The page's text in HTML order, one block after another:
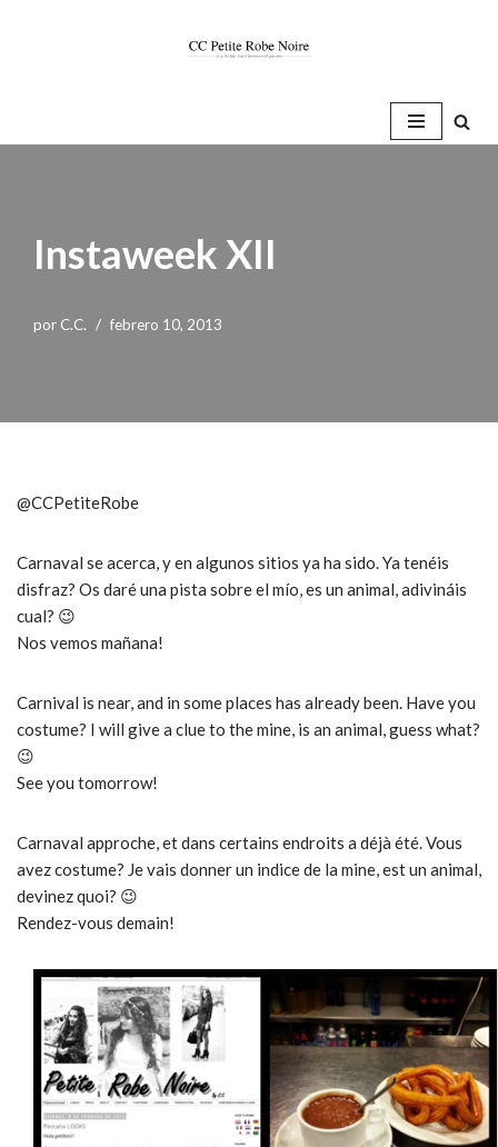
Instaweek XII
por C.C. febrero 10, 2013
@CCPetiteRobe
Carnaval se acerca, y en algunos sitios ya ha sido. Ya tenéis
disfraz? Os daré una pista sobre el mío, es un animal, adivináis
cual? 😉
Nos vemos mañana!
Carnival is near, and in some places has already been. Have you
costume? I will give a clue to the mine, is an animal, guess what?
😉
See you tomorrow!
Carnaval approche, et dans certains endroits a déjà été. Vous
avez costume? Je vais donner un indice de la mine, est un animal,
devinez quoi? 😉
Rendez-vous demain!